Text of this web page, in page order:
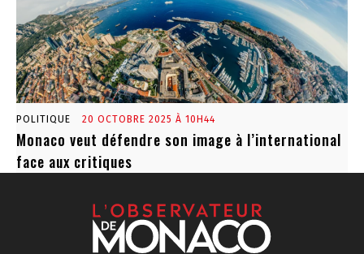
POLITIQUE 20 OCTOBRE 2025 À 10H44
Monaco veut défendre son image à l’international
face aux critiques